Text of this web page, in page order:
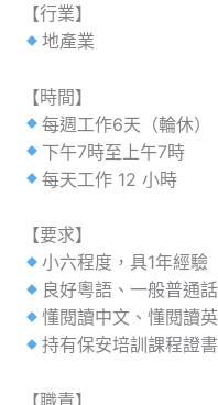
【行業】
地產業
【時間】
每週工作6天（輪休）
下午7時至上午7時
每天工作 12 小時
【要求】
小六程度，具1年經驗
良好粵語、一般普通話
懂閱讀中文、懂閱讀
持有保安培訓課程證
【職責】